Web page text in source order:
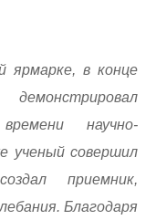
ярмарке, в конце
научно-
ученый совершил
приемник,
Благодаря